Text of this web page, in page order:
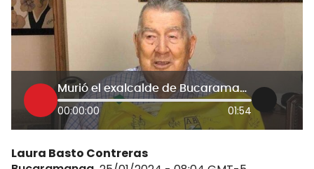
Murió el exalcalde de Bucaramanga Jorge Reyes Puyana
00:00:00 01:54
Laura Basto Contreras